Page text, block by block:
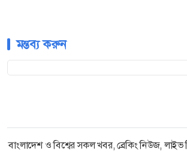
মন্তব্য করুন
বাংলাদেশ ও বিশ্বের সকল খবর, ব্রেকিং নিউজ,